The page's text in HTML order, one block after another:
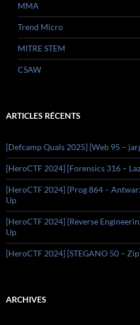
MMA
Trend Micro
MITRE STEM
CSAW
ARTICLES RÉCENTS
[Defcamp Quals 2025] [Web 95 –
[HeroCTF 2024] [Forensics 316 –
[HeroCTF 2024] [Prog 864 –
Up
[HeroCTF 2024] [Reverse
Up
[HeroCTF 2024] [STEGANO 50 –
ARCHIVES